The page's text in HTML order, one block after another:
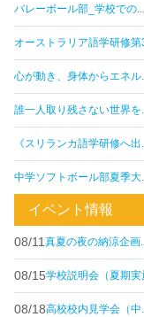
バレーボール部_学校での...
オーストラリア語学研修第
心が動き、身体からエネル
誰一人取り残さない世界を
《スリランカ語学研修へ出
中学ソフトボール部夏季大
イベント情報
08/11 真夏の夜の納涼企画
08/15学校説明会（夏期実
08/18高校校内見学会（中